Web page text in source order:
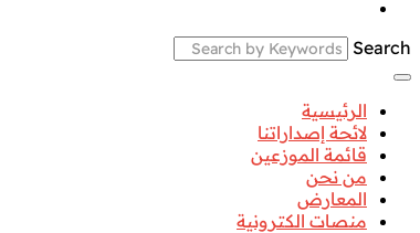
Search
الرئيسية
لائحة إصداراتنا
قائمة الموزعين
من نحن
المعارض
منصات الكترونية